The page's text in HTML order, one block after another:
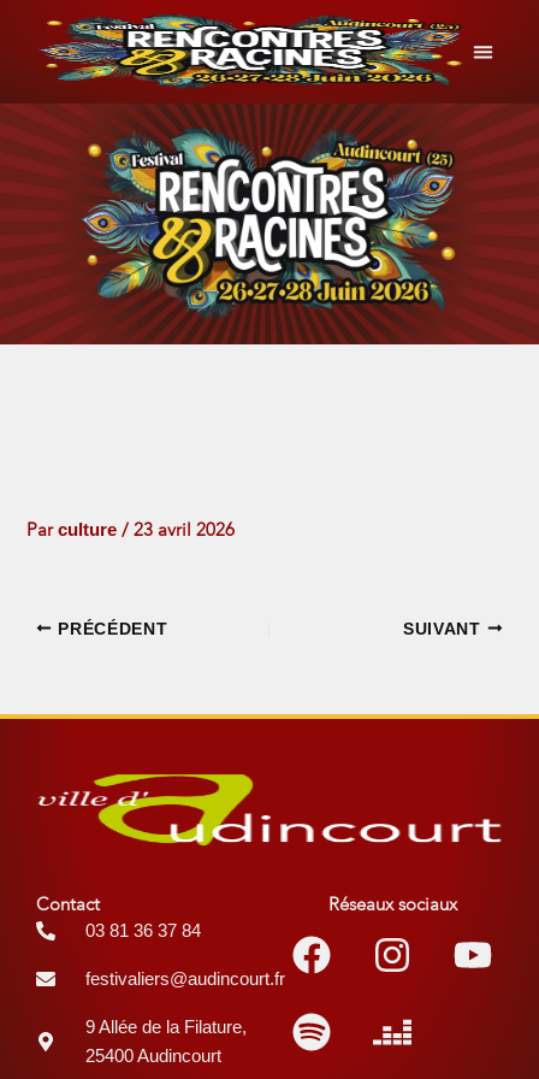
contenu
Parculture/23 avril 2026
PRÉCÉDENT SUIVANT
Contact
03 81 36 37 84
festivaliers@audincourt.fr
9 Allée de la Filature,
25400 Audincourt
Réseaux sociaux
Facebook
SpotifyDeezer